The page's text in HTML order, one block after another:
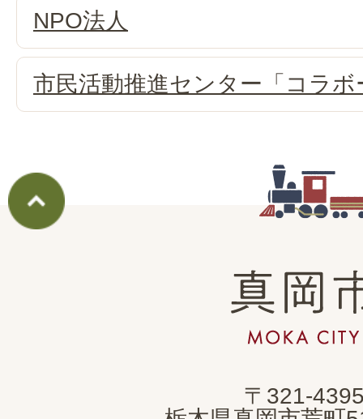
NPO法人
市民活動推進センター「コラ
真
岡
市
CITY
〒321-